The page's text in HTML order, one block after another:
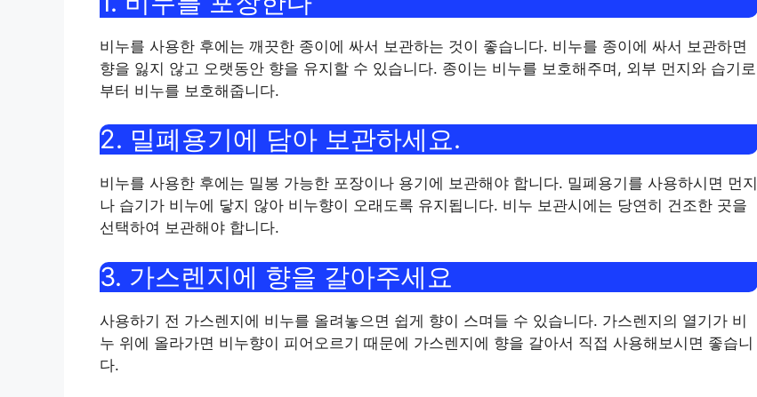
비누를 사용한 후에는 깨끗한 종이에 싸서 보관하는 것이 좋습니다. 비누를 종이에 싸서 보관하면
향을 잃지 않고 오랫동안 향을 유지할 수 있습니다. 종이는 비누를 보호해주며, 외부 먼지와 습기로
부터 비누를 보호해줍니다.
2. 밀폐용기에 담아 보관하세요.
비누를 사용한 후에는 밀봉 가능한 포장이나 용기에 보관해야 합니다. 밀폐용기를 사용하시면 먼지
나 습기가 비누에 닿지 않아 비누향이 오래도록 유지됩니다. 비누 보관시에는 당연히 건조한 곳을
선택하여 보관해야 합니다.
3. 가스렌지에 향을 갈아주세요
사용하기 전 가스렌지에 비누를 올려놓으면 쉽게 향이 스며들 수 있습니다. 가스렌지의 열기가 비
누 위에 올라가면 비누향이 피어오르기 때문에 가스렌지에 향을 갈아서 직접 사용해보시면 좋습니
다.